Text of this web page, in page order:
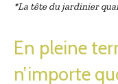
*La tête du jardinier
En pleine
n’importe